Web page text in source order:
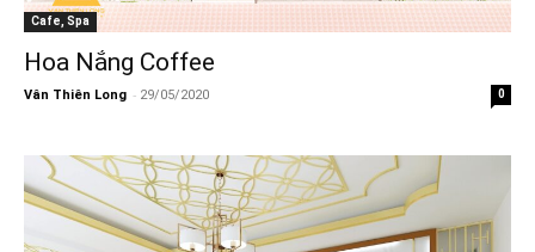
Cafe, Spa
Hoa Nắng Coffee
Vân Thiên Long - 29/05/2020 0